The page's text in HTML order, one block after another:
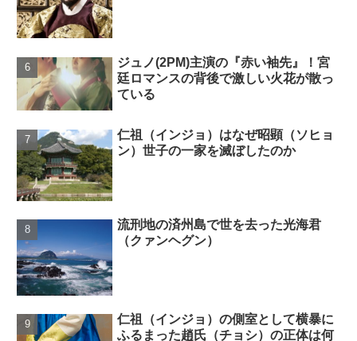
ジュノ(2PM)主演の『赤い袖先』！宮
廷ロマンスの背後で激しい火花が散っ
ている
仁祖（インジョ）はなぜ昭顕（ソヒョ
ン）世子の一家を滅ぼしたのか
流刑地の済州島で世を去った光海君
（クァンヘグン）
仁祖（インジョ）の側室として横暴に
ふるまった趙氏（チョシ）の正体は何